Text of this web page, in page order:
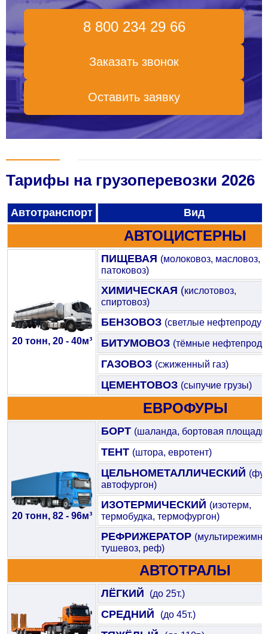
8 800 234 29 66
Заказать звонок
Оставить заявку
Тарифы на грузоперевозки 2026
Автотранспорт Вид
АВТОЦИСТЕРНЫ
20 тонн, 20 - 40м³
ПИЩЕВАЯ (молоковоз, масловоз,
патоковоз)
ХИМИЧЕСКАЯ (кислотовоз,
спиртовоз)
БЕНЗОВОЗ (светлые
БИТУМОВОЗ (тёмные
ГАЗОВОЗ (сжиженный газ)
ЦЕМЕНТОВОЗ (сыпучие грузы)
ЕВРОФУРЫ
20 тонн, 82 - 96м³
БОРТ (шаланда, бортовая
ТЕНТ (штора, евротент)
ЦЕЛЬНОМЕТАЛЛИЧЕСКИЙ
автофургон)
ИЗОТЕРМИЧЕСКИЙ (изотерм,
термобудка, термофургон)
РЕФРИЖЕРАТОР
тушевоз, реф)
АВТОТРАЛЫ
ЛЁГКИЙ (до 25т.)
СРЕДНИЙ (до 45т.)